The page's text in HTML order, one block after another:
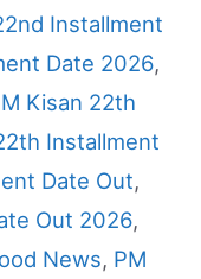
Installment
Date 2026,
Kisan 22th
Installment
Date Out,
Out 2026,
News, PM